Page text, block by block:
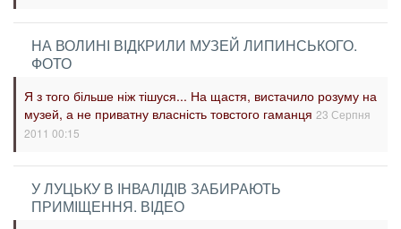
НА ВОЛИНІ ВІДКРИЛИ МУЗЕЙ ЛИПИНСЬКОГО.
ФОТО
Я з того більше ніж тішуся... На щастя, вистачило розуму на
музей, а не приватну власність товстого гаманця 23 Серпня
2011 00:15
У ЛУЦЬКУ В ІНВАЛІДІВ ЗАБИРАЮТЬ
ПРИМІЩЕННЯ. ВІДЕО